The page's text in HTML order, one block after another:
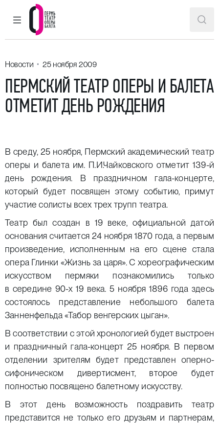
ГЛАВНОЕ МЕНЮ
Пермский театр оперы и балета
Новости 25 ноября 2009
ПЕРМСКИЙ ТЕАТР ОПЕРЫ И БАЛЕТА
ОТМЕТИТ ДЕНЬ РОЖДЕНИЯ
В среду, 25 ноября, Пермский академический театр
оперы и балета им. П.И.Чайковского отметит 139-й
день рождения. В праздничном гала-концерте,
который будет посвящен этому событию, примут
участие солисты всех трех трупп театра.
Театр был создан в 19 веке, официальной датой
основания считается 24 ноября 1870 года, а первым
произведение, исполненным на его сцене стала
опера Глинки «Жизнь за царя». С хореографическим
искусством пермяки познакомились только
в середине 90-х 19 века. 5 ноября 1896 года здесь
состоялось представление небольшого балета
Занненфельда «Табор венгерских цыган».
В соответствии с этой хронологией будет выстроен
и праздничный гала-концерт 25 ноября. В первом
отделении зрителям будет представлен оперно-
сифоническом дивертисмент, второе будет
полностью посвящено балетному искусству.
В этот день возможность поздравить театр
представится не только его друзьям и партнерам,